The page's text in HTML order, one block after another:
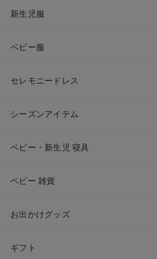
新生児服
ベビー服
セレモニードレス
シーズンアイテム
ベビー・新生児 寝具
ベビー 雑貨
お出かけグッズ
ギフト